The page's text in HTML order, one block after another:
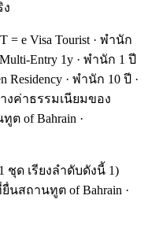
ง
e Visa Tourist · พำนัก
Entry 1y · พำนัก 1 ปี
Residency · พำนัก 10 ปี ·
งค่าธรรมเนียมของ
ต of Bahrain ·
ชุด เรียงลำดับดังนี้ 1)
สถานทูต of Bahrain ·